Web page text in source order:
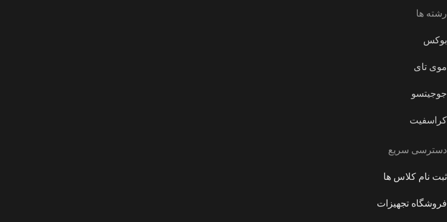
رشته ها
بوکس
موی تای
جوجیتسو
کراسفیت
دسترسی سریع
ثبت نام کلاس ها
فروشگاه تجهیزات